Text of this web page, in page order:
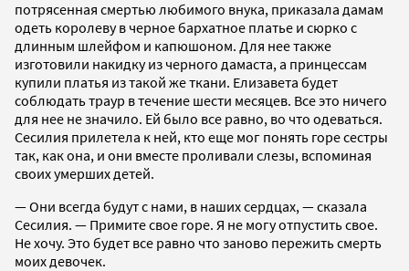
потрясенная смертью любимого внука, приказала дамам
одеть королеву в черное бархатное платье и сюрко с
длинным шлейфом и капюшоном. Для нее также
изготовили накидку из черного дамаста, а принцессам
купили платья из такой же ткани. Елизавета будет
соблюдать траур в течение шести месяцев. Все это ничего
для нее не значило. Ей было все равно, во что одеваться.
Сесилия прилетела к ней, кто еще мог понять горе сестры
так, как она, и они вместе проливали слезы, вспоминая
своих умерших детей.
— Они всегда будут с нами, в наших сердцах, — сказала
Сесилия. — Примите свое горе. Я не могу отпустить свое.
Не хочу. Это будет все равно что заново пережить смерть
моих девочек.